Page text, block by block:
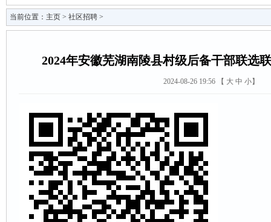
当前位置： 主页 > 社区招聘 >
2024年安徽芜湖南陵县村级后备干部联选
2024-08-26 19:56 【 大 中 小】